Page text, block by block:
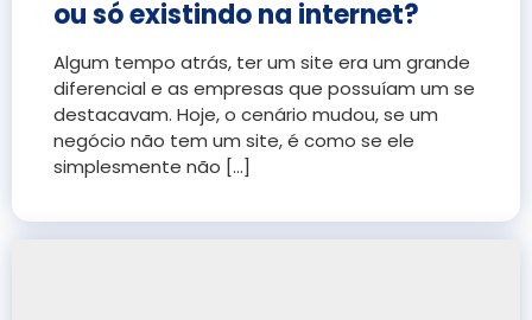
ou só existindo na internet?
Algum tempo atrás, ter um site era um grande
diferencial e as empresas que possuíam um se
destacavam. Hoje, o cenário mudou, se um
negócio não tem um site, é como se ele
simplesmente não [...]